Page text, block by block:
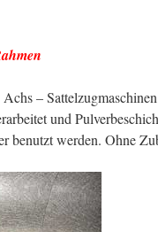
–
und
benutzt werden. Ohne